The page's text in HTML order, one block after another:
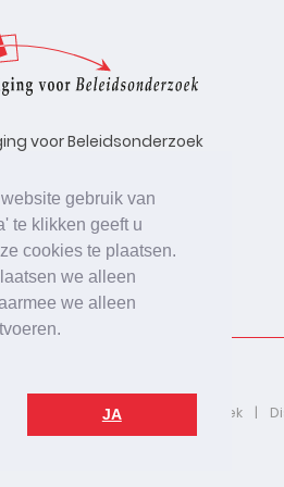
gebruik van
te klikken geeft u
cookies te plaatsen.
we alleen
we alleen
JA
voor Beleidsonderzoek
van beleidsonderzoek,
in opdracht van
uitvoerende
en bedrijfsleven.
voor Beleidsonderzoek